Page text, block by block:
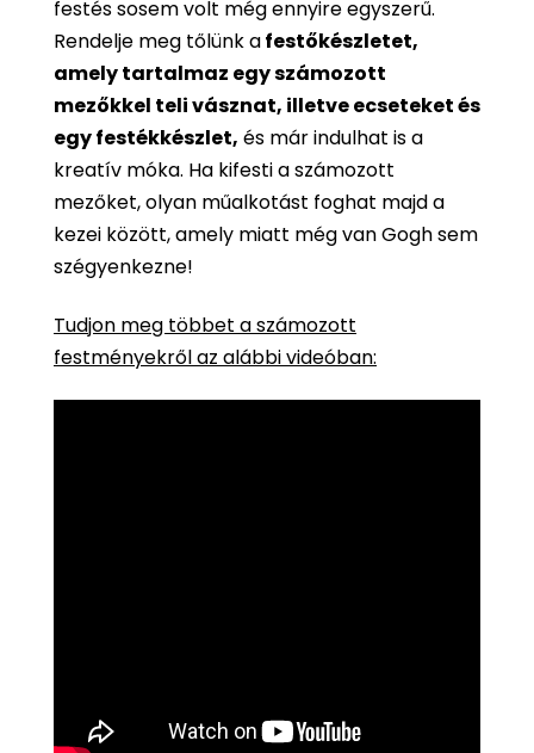
festés sosem volt még ennyire egyszerű.
Rendelje meg tőlünk afestőkészletet,
amely tartalmaz egy számozott
mezőkkel teli vásznat, illetve ecseteket és
egy festékkészlet, és már indulhat is a
kreatív móka. Ha kifesti a számozott
mezőket, olyan műalkotást foghat majd a
kezei között, amely miatt még van Gogh sem
szégyenkezne!
Tudjon meg többet a számozott
festményekről az alábbi videóban: